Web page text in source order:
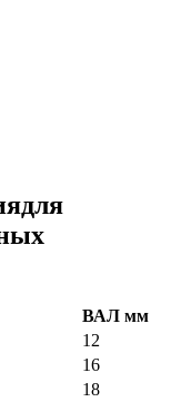
ВАЛ мм
12
16
18